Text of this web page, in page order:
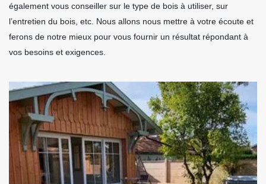
également vous conseiller sur le type de bois à utiliser, sur
l’entretien du bois, etc. Nous allons nous mettre à votre écoute et
ferons de notre mieux pour vous fournir un résultat répondant à
vos besoins et exigences.